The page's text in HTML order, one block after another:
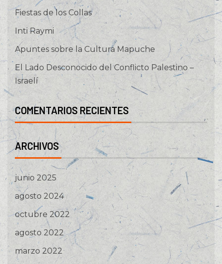
Fiestas de los Collas
Inti Raymi
Apuntes sobre la Cultura Mapuche
El Lado Desconocido del Conflicto Palestino –
Israelí
COMENTARIOS RECIENTES
ARCHIVOS
junio 2025
agosto 2024
octubre 2022
agosto 2022
marzo 2022